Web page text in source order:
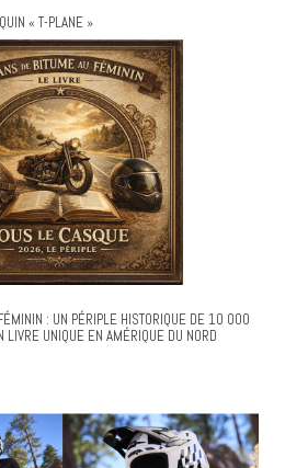
« T-PLANE »
: UN PÉRIPLE HISTORIQUE DE 10 000
LIVRE UNIQUE EN AMÉRIQUE DU NORD